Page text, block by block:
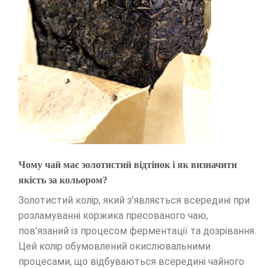
Чому чай має золотистий відтінок і як визначити
якість за кольором?
Золотистий колір, який з’являється всередині при
розламуванні коржика пресованого чаю,
пов’язаний із процесом ферментації та дозрівання.
Цей колір обумовлений окислювальними
процесами, що відбуваються всередині чайного